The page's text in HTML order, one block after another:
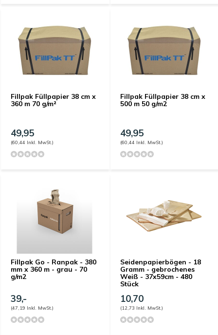
Fillpak Füllpapier 38 cm x
360 m 70 g/m²
49,95
(60,44 Inkl. MwSt.)
Fillpak Füllpapier 38 cm x
500 m 50 g/m2
49,95
(60,44 Inkl. MwSt.)
Fillpak Go - Ranpak - 380
mm x 360 m - grau - 70
g/m2
39,-
(47,19 Inkl. MwSt.)
Seidenpapierbögen - 18
Gramm - gebrochenes
Weiß - 37x59cm - 480
Stück
10,70
(12,73 Inkl. MwSt.)